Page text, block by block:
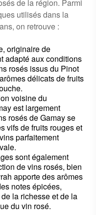
de la région. Parmi
utilisés dans la
on retrouve :
originaire de
adapté aux conditions
rosés issus du Pinot
délicats de fruits
voisine du
est largement
rosés de Gamay se
vifs de fruits rouges et
parfaitement
sont également
de vins rosés, bien
apporte des arômes
notes épicées,
la richesse et de la
du vin rosé.